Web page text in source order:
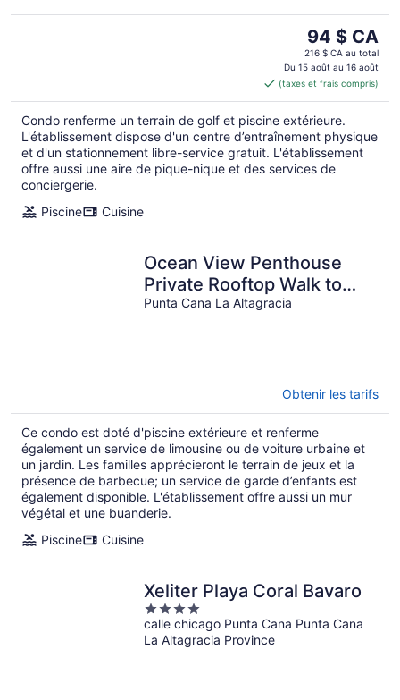
Le
prix
est
de 94 $ CA
par
nuit
94 $ CA
216 $ CA au total
Du 15 août au 16 août
(taxes et frais compris)
Condo renferme un terrain de golf et piscine extérieure.
L'établissement dispose d'un centre d’entraînement physique
et d'un stationnement libre-service gratuit. L'établissement
offre aussi une aire de pique-nique et des services de
conciergerie.
Piscine
Cuisine
Ocean View Penthouse
Private Rooftop Walk to
Bavaro Beach
Punta Cana La Altagracia
Obtenir les tarifs
Ce condo est doté d'piscine extérieure et renferme
également un service de limousine ou de voiture urbaine et
un jardin. Les familles apprécieront le terrain de jeux et la
présence de barbecue; un service de garde d’enfants est
également disponible. L'établissement offre aussi un mur
végétal et une buanderie.
Piscine
Cuisine
Xeliter Playa Coral Bavaro
4
out
of
calle chicago Punta Cana Punta Cana
La Altagracia Province